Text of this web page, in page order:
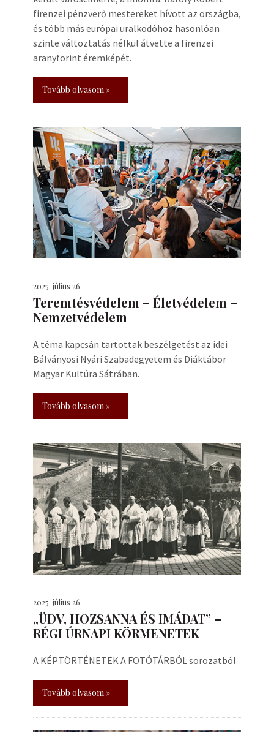
firenzei pénzverő mestereket hívott az országba,
és több más európai uralkodóhoz hasonlóan
szinte változtatás nélkül átvette a firenzei
aranyforint éremképét.
Tovább olvasom »
2025. július 26.
Teremtésvédelem – Életvédelem –
Nemzetvédelem
A téma kapcsán tartottak beszélgetést az idei
Bálványosi Nyári Szabadegyetem és Diáktábor
Magyar Kultúra Sátrában.
Tovább olvasom »
2025. július 26.
„ÜDV, HOZSANNA ÉS IMÁDAT” –
RÉGI ÚRNAPI KÖRMENETEK
A KÉPTÖRTÉNETEK A FOTÓTÁRBÓL sorozatból
Tovább olvasom »